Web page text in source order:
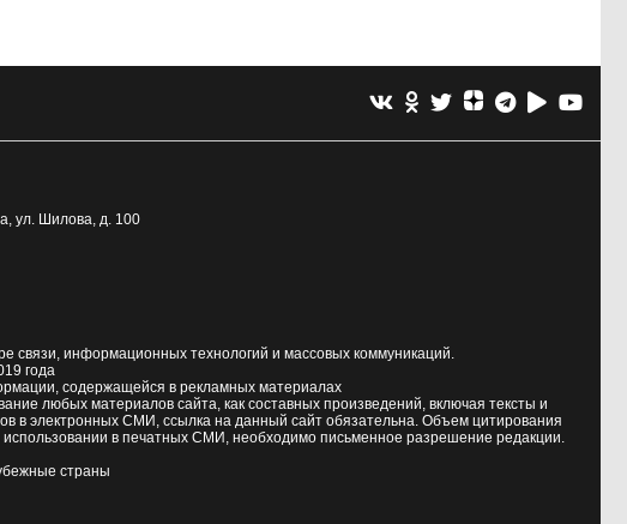
, ул. Шилова, д. 100
связи, информационных технологий и массовых коммуникаций.
года
содержащейся в рекламных материалах
любых материалов сайта, как составных произведений, включая тексты и
в электронных СМИ, ссылка на данный сайт обязательна. Объем цитирования
в печатных СМИ, необходимо письменное разрешение редакции.
страны